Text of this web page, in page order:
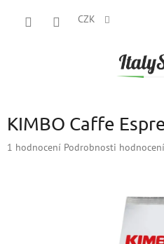
CZK
KIMBO Caffe
Průměrné
1 hodnocení Podrobnosti hodnocení